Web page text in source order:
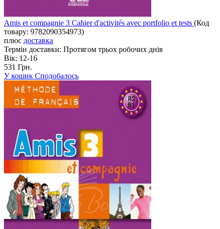
Amis et compagnie 3 Cahier d'activités avec portfolio et tests (Код
товару: 9782090354973)
плюс доставка
Термін доставки: Протягом трьох робочих днів
Вік: 12-16
531 Грн.
У кошик Сподобалось